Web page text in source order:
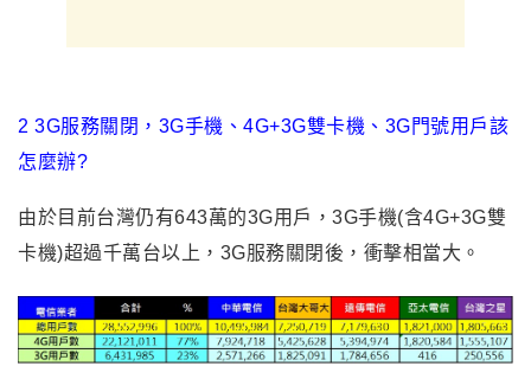
2 3G服務關閉，3G手機、4G+3G雙卡機、3G門號用戶該
怎麼辦?
由於目前台灣仍有643萬的3G用戶，3G手機(含4G+3G雙
卡機)超過千萬台以上，3G服務關閉後，衝擊相當大。